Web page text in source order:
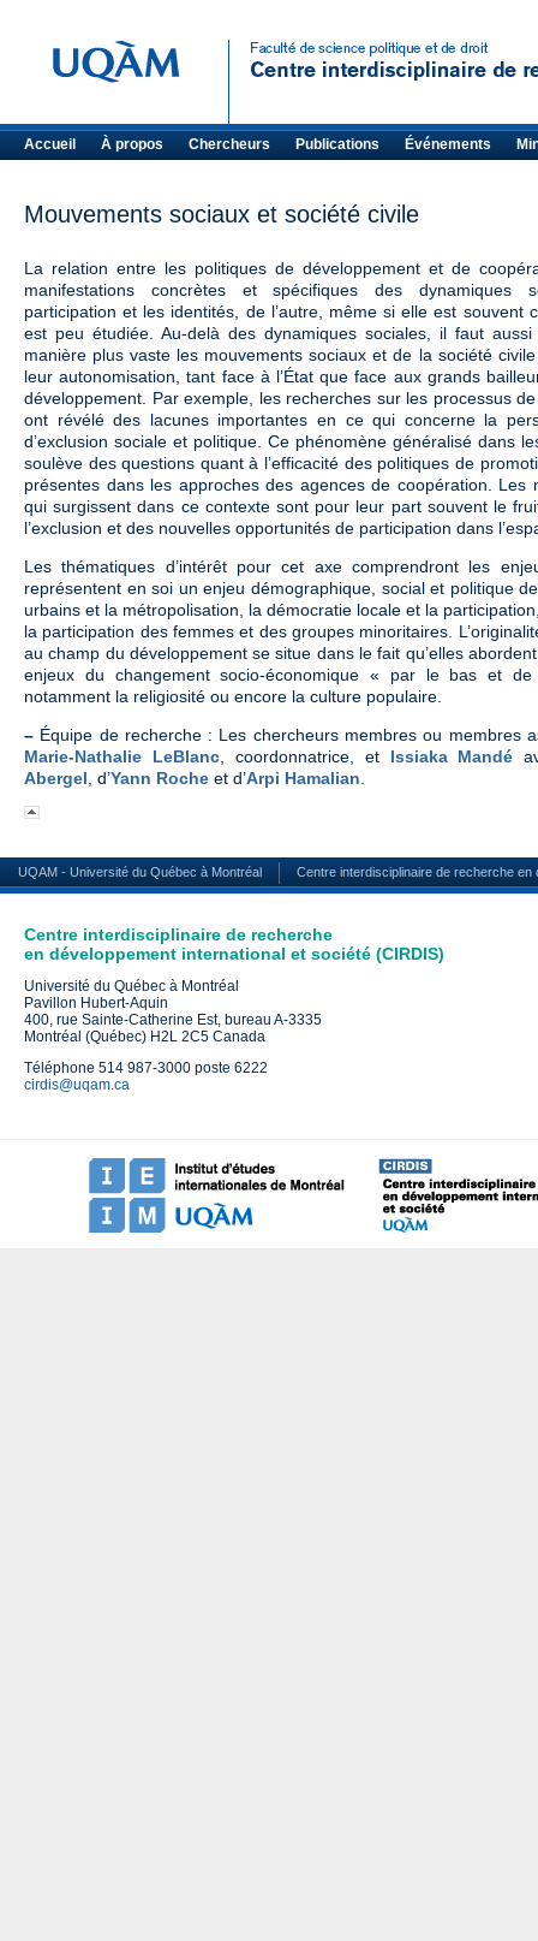
Accueil À propos Chercheurs Publications Événements
Mouvements sociaux et société civile
La relation entre les politiques de développement et de
manifestations concrètes et spécifiques des dynamiques
participation et les identités, de l’autre, même si elle est souvent
est peu étudiée. Au-delà des dynamiques sociales, il faut
manière plus vaste les mouvements sociaux et de la société
leur autonomisation, tant face à l’État que face aux grands
développement. Par exemple, les recherches sur les processus
ont révélé des lacunes importantes en ce qui concerne la
d’exclusion sociale et politique. Ce phénomène généralisé dans
soulève des questions quant à l’efficacité des politiques de
présentes dans les approches des agences de coopération. Les
qui surgissent dans ce contexte sont pour leur part souvent le
l’exclusion et des nouvelles opportunités de participation dans
Les thématiques d’intérêt pour cet axe comprendront les
représentent en soi un enjeu démographique, social et politique
urbains et la métropolisation, la démocratie locale et la
la participation des femmes et des groupes minoritaires.
au champ du développement se situe dans le fait qu’elles
enjeux du changement socio-économique « par le bas et de
notamment la religiosité ou encore la culture populaire.
– Équipe de recherche : Les chercheurs membres ou membres
Marie-Nathalie LeBlanc, coordonnatrice, et Issiaka Mandé
Abergel , d’Yann Roche et d’Arpi Hamalian
UQAM - Université du Québec à Montréal Centre interdisciplinaire de recherche
Centre interdisciplinaire de recherche
en développement international et société (CIRDIS)
Université du Québec à Montréal
Pavillon Hubert-Aquin
400, rue Sainte-Catherine Est, bureau A-3335
Montréal (Québec) H2L 2C5 Canada
Téléphone 514 987-3000 poste 6222
cirdis@uqam.ca